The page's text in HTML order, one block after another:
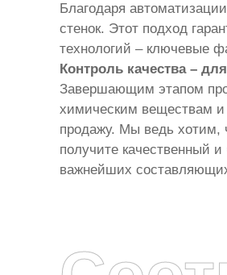
Благодаря
стенок. Этот подход
технологий – ключевые
Контроль качества –
Завершающим этапом
химическим веществам и
продажу. Мы ведь хотим,
получите качественный
важнейших